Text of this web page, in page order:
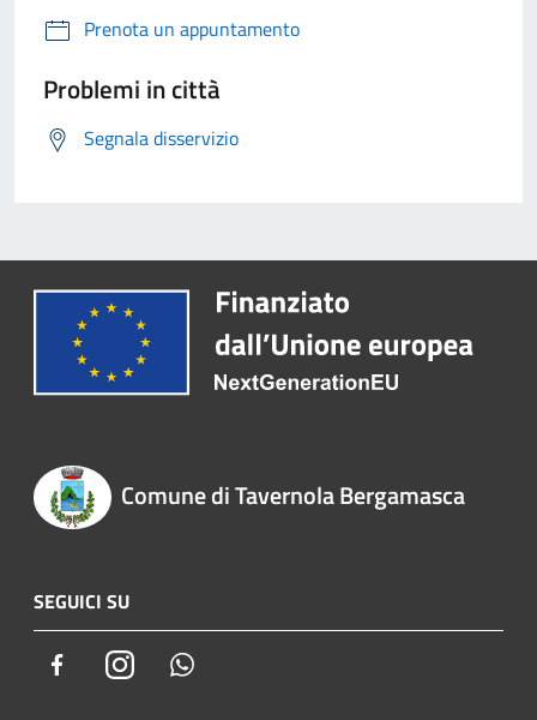
Prenota un appuntamento
Problemi in città
Segnala disservizio
Comune di Tavernola Bergamasca
SEGUICI SU
FacebookInstagram